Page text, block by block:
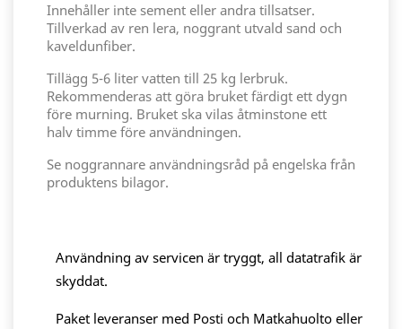
Innehåller inte sement eller andra tillsatser.
Tillverkad av ren lera, noggrant utvald sand och
kaveldunfiber.
Tillägg 5-6 liter vatten till 25 kg lerbruk.
Rekommenderas att göra bruket färdigt ett dygn
före murning. Bruket ska vilas åtminstone ett
halv timme före användningen.
Se noggrannare användningsråd på engelska från
produktens bilagor.
Användning av servicen är tryggt, all datatrafik är
skyddat.
Paket leveranser med Posti och Matkahuolto eller